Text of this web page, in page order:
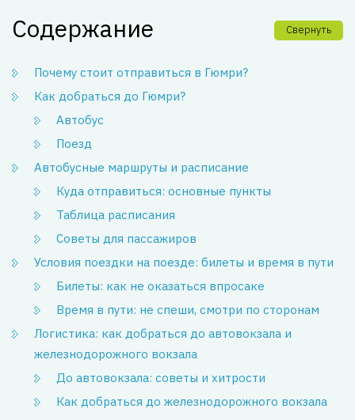
Содержание Свернуть
Почему стоит отправиться в Гюмри?
Как добраться до Гюмри?
Автобус
Поезд
Автобусные маршруты и расписание
Куда отправиться: основные пункты
Таблица расписания
Советы для пассажиров
Условия поездки на поезде: билеты и время в пути
Билеты: как не оказаться впросаке
Время в пути: не спеши, смотри по сторонам
Логистика: как добраться до автовокзала и
железнодорожного вокзала
До автовокзала: советы и хитрости
Как добраться до железнодорожного вокзала